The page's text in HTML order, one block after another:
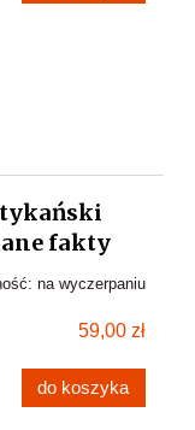
fakty
na wyczerpaniu
59,00 zł
do koszyka